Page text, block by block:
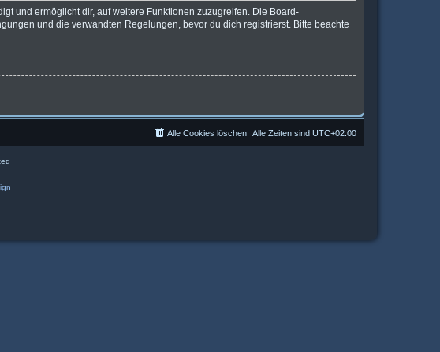
und ermöglicht dir, auf weitere Funktionen zuzugreifen. Die Board-
und die verwandten Regelungen, bevor du dich registrierst. Bitte beachte
Alle Zeiten sind UTC+02:00
Alle Cookies löschen